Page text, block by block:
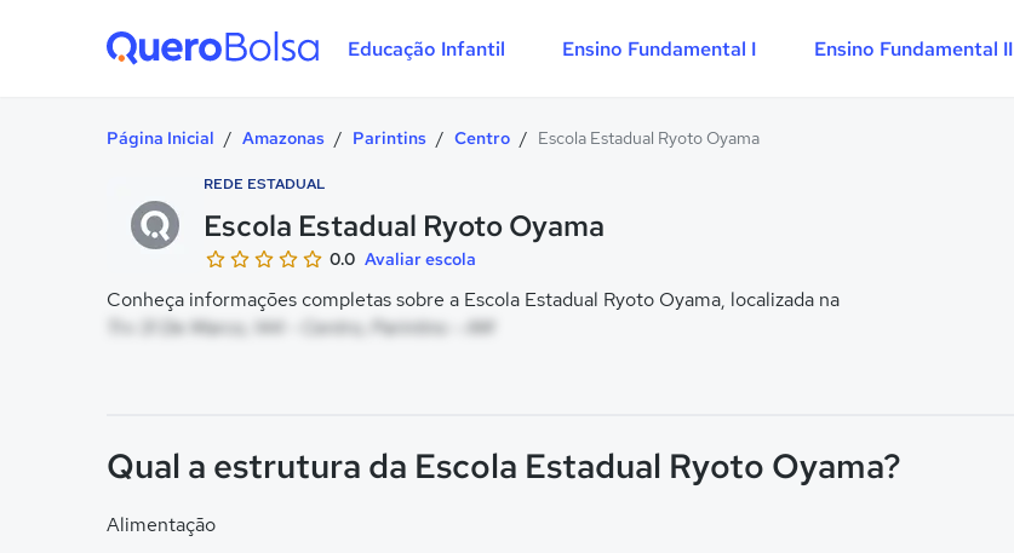
Educação Infantil Ensino Fundamental I Ensino Fundamental II
Página Inicial / Amazonas / Parintins / Centro / Escola Estadual Ryoto Oyama
REDE ESTADUAL
Escola Estadual Ryoto Oyama
0.0 Avaliar escola
Conheça informações completas sobre a Escola Estadual Ryoto Oyama, localizada na
Trv 31 De Marco, 144 - Centro, Parintins - AM
Qual a estrutura da Escola Estadual Ryoto Oyama?
Alimentação